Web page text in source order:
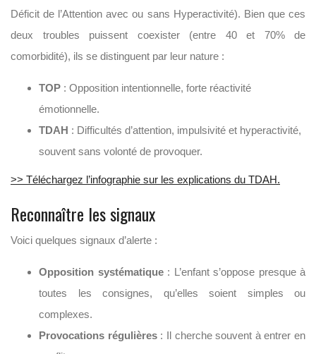
Déficit de l’Attention avec ou sans Hyperactivité). Bien que ces
deux troubles puissent coexister (entre 40 et 70% de
comorbidité), ils se distinguent par leur nature :
TOP : Opposition intentionnelle, forte réactivité
émotionnelle.
TDAH : Difficultés d’attention, impulsivité et hyperactivité,
souvent sans volonté de provoquer.
>> Téléchargez l’infographie sur les explications du TDAH.
Reconnaître les signaux
Voici quelques signaux d’alerte :
Opposition systématique: L’enfant s’oppose presque à
toutes les consignes, qu’elles soient simples ou
complexes.
Provocations régulières: Il cherche souvent à entrer en